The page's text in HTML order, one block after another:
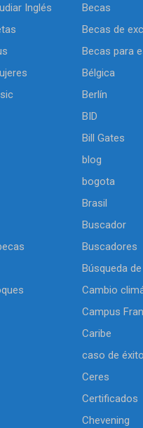
Inglés
Becas
Becas de
Becas para
Bélgica
Berlín
BID
Bill Gates
blog
bogota
Brasil
Buscador
Buscadores
Búsqueda
Cambio
Campus
Caribe
caso de éxito
Ceres
Certificados
Chevening